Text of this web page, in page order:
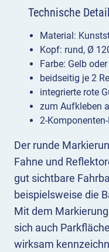
Der runde
Fahne und
gut sichtbare
beispielsweise die
Mit dem
sich auch
wirksam
Technische
Material:
Kopf: rund, Ø
Farbe: Gelb
beidseitig je 2
integrierte rote
zum Aufkleben
2-